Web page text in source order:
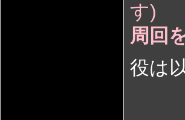
す)
周回
役は